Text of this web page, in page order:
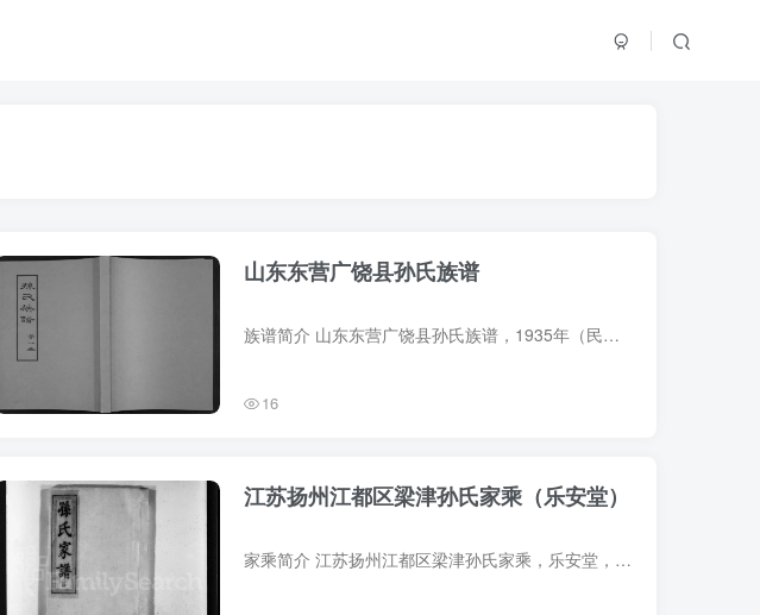
山东东营广饶县孙氏族谱
族谱简介 山东东营广饶县孙氏族谱，1935年（民国24年）孙文采等纂修，4册。始迁祖孙宽，字厚斋，明代人。 字辈：忍耐全身本 勤俭立业根 能行忠与孝 福禄万年新 族谱部分预览 电子版PDF网盘下载
16
江苏扬州江都区梁津孙氏家乘（乐安堂）
家乘简介 江苏扬州江都区梁津孙氏家乘，乐安堂，1919年（民国8年）孙庭荣等纂修，14册。始迁祖孙允明，宋代人。 字辈：世守祖训 广大家庭 克昭文盛 长锡贤仁 家乘部分预览 电子版PDF网盘下载